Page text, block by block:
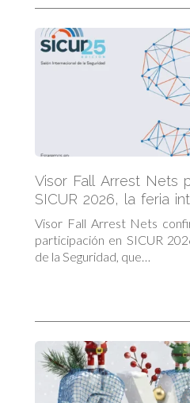
Visor Fall Arrest Nets
SICUR 2026, la feria
referencia en
Visor Fall Arrest Nets
participación en SICUR
de la Seguridad, que…